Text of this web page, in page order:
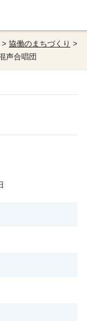
> 協働のまちづくり >
声合唱団